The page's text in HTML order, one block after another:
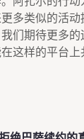
多类似的活
们期待更多
这样的平台